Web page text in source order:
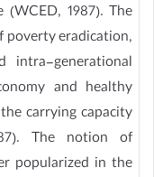
1987). The
poverty eradication,
intra-generational
and healthy
carrying capacity
The notion of
popularized in the